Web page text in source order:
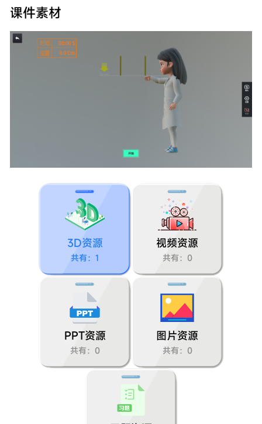
3.植物长在哪里
第二单元：我们自己
1.我们的身体
3.游戏中的观察
4.气味告诉我们
5.通过感官来发现
6.观察与比较
课件素材
3D资源
共有：1
视频资源
共有：0
PPT资源
共有：0
图片资源
共有：0